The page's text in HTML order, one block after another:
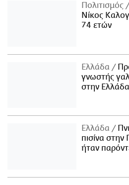
Πολιτισμός
Νίκος
74 ετών
Ελλάδα
γνωστής
στην Ελλάδα
Ελλάδα
πισίνα στην
ήταν